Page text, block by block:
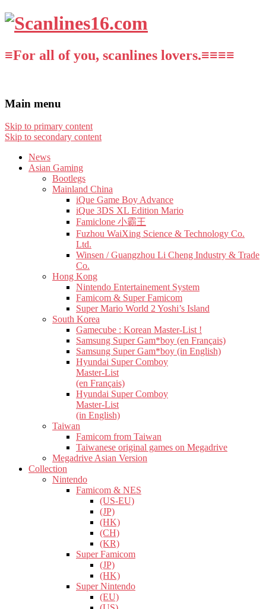
≡For all of you, scanlines lovers.≡≡≡≡
Main menu
Skip to primary content
Skip to secondary content
News
Asian Gaming
Bootlegs
Mainland China
iQue Game Boy Advance
iQue 3DS XL Edition Mario
Famiclone 小霸王
Fuzhou WaiXing Science & Technology Co.
Ltd.
Winsen / Guangzhou Li Cheng Industry & Trade
Co.
Hong Kong
Nintendo Entertainement System
Famicom & Super Famicom
Super Mario World 2 Yoshi’s Island
South Korea
Gamecube : Korean Master-List !
Samsung Super Gam*boy (en Français)
Samsung Super Gam*boy (in English)
Hyundai Super Comboy
Master-List
(en Français)
Hyundai Super Comboy
Master-List
(in English)
Taiwan
Famicom from Taiwan
Taiwanese original games on Megadrive
Megadrive Asian Version
Collection
Nintendo
Famicom & NES
(US-EU)
(JP)
(HK)
(CH)
(KR)
Super Famicom
(JP)
(HK)
Super Nintendo
(EU)